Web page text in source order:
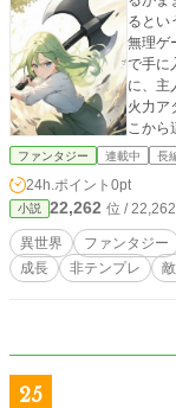
るという目標
無理ゲ
で手に
に、主
火力アタ
こから
さ」を
ファンタジー 連載中 長
24h.ポイント 0pt
小説 22,262 位 /
異世界 ファンタジー
成長
非テンプレ
25